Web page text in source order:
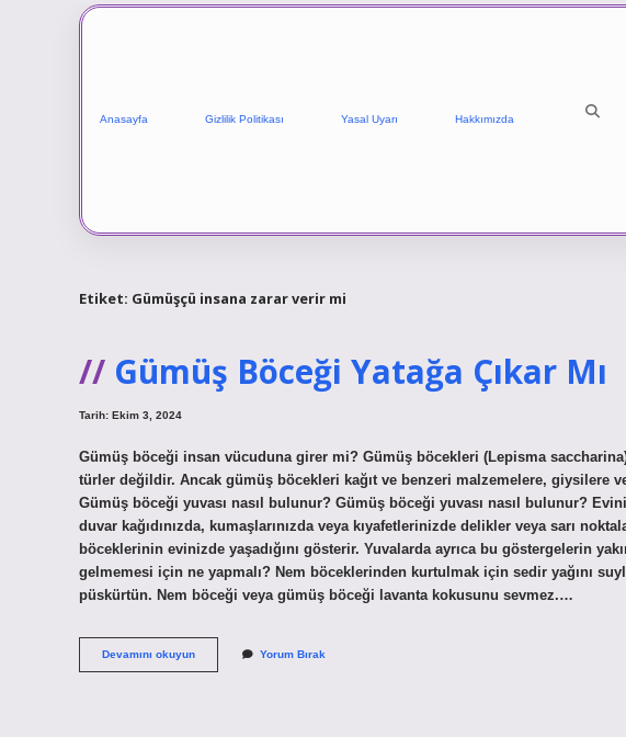
Anasayfa Gizlilik Politikası Yasal Uyarı Hakkımızda
Etiket: Gümüşçü insana zarar verir mi
Gümüş Böceği Yatağa Çıkar Mı
Tarih: Ekim 3, 2024
Gümüş böceği insan vücuduna girer mi? Gümüş böcekleri (Lepisma
türler değildir. Ancak gümüş böcekleri kağıt ve benzeri malzemelere, giysilere
Gümüş böceği yuvası nasıl bulunur? Gümüş böceği yuvası nasıl bulunur?
duvar kağıdınızda, kumaşlarınızda veya kıyafetlerinizde delikler veya sarı
böceklerinin evinizde yaşadığını gösterir. Yuvalarda ayrıca bu göstergelerin
gelmemesi için ne yapmalı? Nem böceklerinden kurtulmak için sedir yağını
püskürtün. Nem böceği veya gümüş böceği lavanta kokusunu sevmez.…
Devamını okuyunGümüş
Böceği
Yorum Bırak